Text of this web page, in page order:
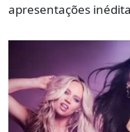
apresentações